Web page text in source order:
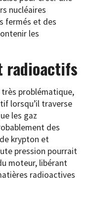
nucléaires
fermés et des
les
radioactifs
problématique,
lorsqu’il traverse
les gaz
des
krypton et
pression pourrait
moteur, libérant
radioactives